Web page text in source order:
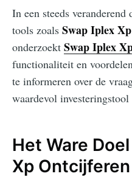
In een steeds
tools zoals Swap Iplex Xp
onderzoekt Swap Iplex
functionaliteit en
te informeren over de
waardevol investeringstool
Het Ware
Xp Ontcijferen